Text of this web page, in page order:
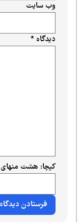
دیدگاه*
وب‌ سایت
کپچا: هشت منهای سه